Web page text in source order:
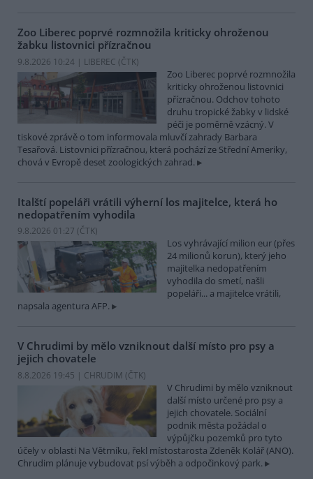
Zoo Liberec poprvé rozmnožila kriticky ohroženou
žabku listovnici přízračnou
9.8.2026 10:24 | LIBEREC (ČTK)
Zoo Liberec poprvé rozmnožila
kriticky ohroženou listovnici
přízračnou. Odchov tohoto
druhu tropické žabky v lidské
péči je poměrně vzácný. V
tiskové zprávě o tom informovala mluvčí zahrady Barbara
Tesařová. Listovnici přízračnou, která pochází ze Střední Ameriky,
chová v Evropě deset zoologických zahrad.
Italští popeláři vrátili výherní los majitelce, která ho
nedopatřením vyhodila
9.8.2026 01:27 (ČTK)
Los vyhrávající milion eur (přes
24 milionů korun), který jeho
majitelka nedopatřením
vyhodila do smetí, našli
popeláři... a majitelce vrátili,
napsala agentura AFP.
V Chrudimi by mělo vzniknout další místo pro psy a
jejich chovatele
8.8.2026 19:45 | CHRUDIM (ČTK)
V Chrudimi by mělo vzniknout
další místo určené pro psy a
jejich chovatele. Sociální
podnik města požádal o
výpůjčku pozemků pro tyto
účely v oblasti Na Větrníku, řekl místostarosta Zdeněk Kolář (ANO).
Chrudim plánuje vybudovat psí výběh a odpočinkový park.